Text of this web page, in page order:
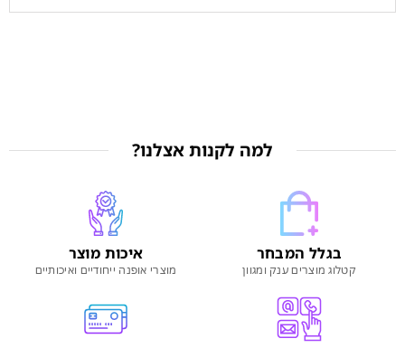
למה לקנות אצלנו?
בגלל המבחר
קטלוג מוצרים ענק ומגוון
איכות מוצר
מוצרי אופנה ייחודיים ואיכותיים